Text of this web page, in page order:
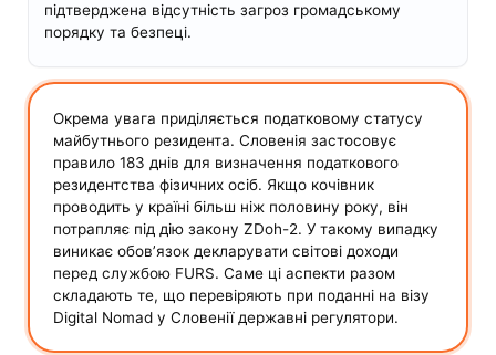
підтверджена відсутність загроз громадському
порядку та безпеці.
Окрема увага приділяється податковому статусу
майбутнього резидента. Словенія застосовує
правило 183 днів для визначення податкового
резидентства фізичних осіб. Якщо кочівник
проводить у країні більш ніж половину року, він
потрапляє під дію закону ZDoh-2. У такому випадку
виникає обов’язок декларувати світові доходи
перед службою FURS. Саме ці аспекти разом
складають те, що перевіряють при поданні на візу
Digital Nomad у Словенії державні регулятори.